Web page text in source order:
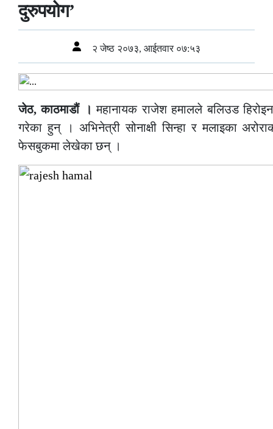
दुरुपयोग’
२ जेष्ठ २०७३, आईतवार ०७:५३
जेठ, काठमाडौं । महानायक राजेश हमालले बलिउड
गरेका हुन् । अभिनेत्री सोनाक्षी सिन्हा र मलाइका
फेसबुकमा लेखेका छन् ।